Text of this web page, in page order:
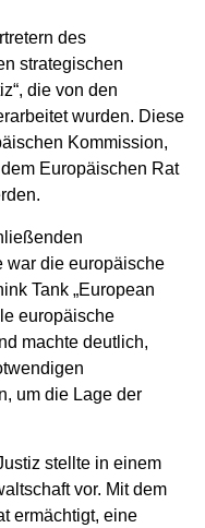
des
strategischen
die von den
wurden. Diese
Kommission,
Europäischen Rat
war die europäische
Tank „European
europäische
machte deutlich,
um die Lage der
stellte in einem
vor. Mit dem
ermächtigt, eine